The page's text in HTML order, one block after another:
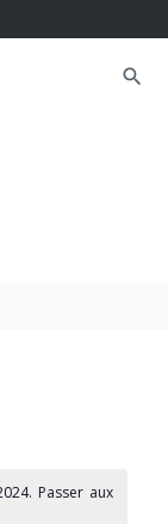
search
Passer aux